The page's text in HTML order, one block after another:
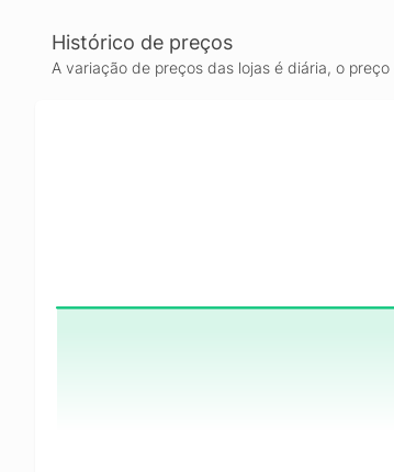
Histórico de preços
A variação de preços das lojas é diária, o